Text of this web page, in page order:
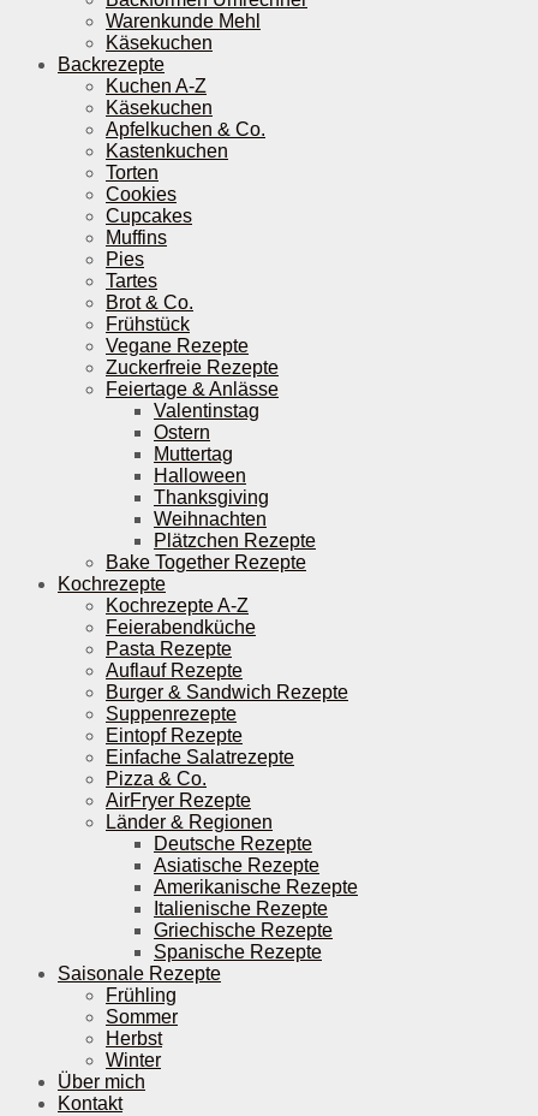
Warenkunde Mehl
Käsekuchen
Backrezepte
Kuchen A-Z
Käsekuchen
Apfelkuchen & Co.
Kastenkuchen
Torten
Cookies
Cupcakes
Muffins
Pies
Tartes
Brot & Co.
Frühstück
Vegane Rezepte
Zuckerfreie Rezepte
Feiertage & Anlässe
Valentinstag
Ostern
Muttertag
Halloween
Thanksgiving
Weihnachten
Plätzchen Rezepte
Bake Together Rezepte
Kochrezepte
Kochrezepte A-Z
Feierabendküche
Pasta Rezepte
Auflauf Rezepte
Burger & Sandwich Rezepte
Suppenrezepte
Eintopf Rezepte
Einfache Salatrezepte
Pizza & Co.
AirFryer Rezepte
Länder & Regionen
Deutsche Rezepte
Asiatische Rezepte
Amerikanische Rezepte
Italienische Rezepte
Griechische Rezepte
Spanische Rezepte
Saisonale Rezepte
Frühling
Sommer
Herbst
Winter
Über mich
Kontakt